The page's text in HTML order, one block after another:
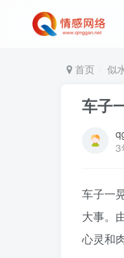
首页 似
车子
3
车子一
大事。
心灵和